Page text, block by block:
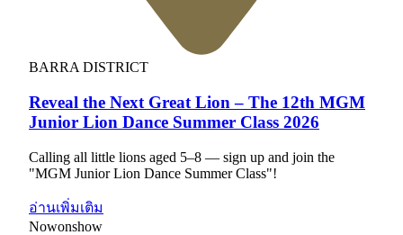
BARRA DISTRICT
Reveal the Next Great Lion – The 12th MGM
Junior Lion Dance Summer Class 2026
Calling all little lions aged 5–8 — sign up and join the
"MGM Junior Lion Dance Summer Class"!
อ่านเพิ่มเติม
Nowonshow